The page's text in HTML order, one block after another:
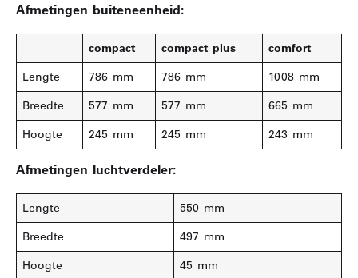
Afmetingen buiteneenheid:
compact compact plus
comfort
Lengte
786 mm 786 mm
1008 mm
Breedte
577 mm 577 mm
665 mm
Hoogte
245 mm 245 mm 243 mm
Afmetingen luchtverdeler:
Lengte
550 mm
Breedte
497 mm
Hoogte
45 mm